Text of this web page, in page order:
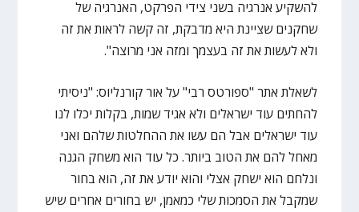
להשקיע אנרגיה בשני צידי הפרקט, האנרגיה של
שחקנים שציינת היא מדבקת, זה קשה לראות את זה
ולא לעשות את זה בעצמך ומזה אני מרוצה".
לשאלת אתר "ספורטס רבי" על אור קורנליוס: "ניסיתי
להחתים עוד ישראלים ולא אגיד שמות, בקלות יכלו לנו
עוד ישראלים אבל הם עשו את ההחלטות שלהם ואני
מאחל להם את הטוב ביותר. כל עוד הוא משחק הגנה
ונלחם הוא ישחק אצלי והוא יודע את זה, הוא בחור
שמקבל את הסמכות שלי כמאמן, יש בחורים אחרים שיש